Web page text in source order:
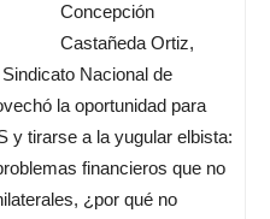
Concepción
Castañeda Ortiz,
Nacional de
la oportunidad para
y tirarse a la yugular elbista:
financieros que no
¿por qué no